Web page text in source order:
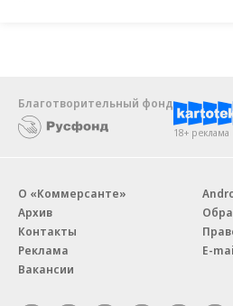
Благотворительный фонд
18+ реклама
О «Коммерсанте»
Архив
Контакты
Реклама
Вакансии
E-